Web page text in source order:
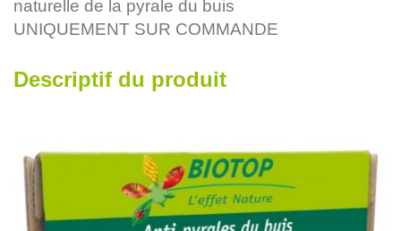
naturelle de la pyrale du buis
UNIQUEMENT SUR COMMANDE
Descriptif du produit